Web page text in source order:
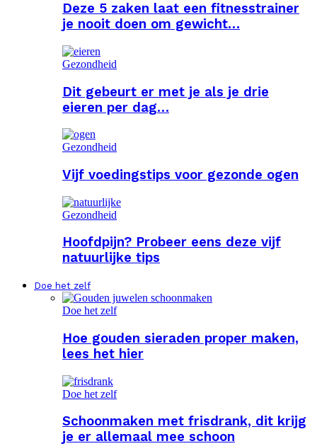
Deze 5 zaken laat een fitnesstrainer
je nooit doen om gewicht…
Gezondheid
Dit gebeurt er met je als je drie
eieren per dag…
Gezondheid
Vijf voedingstips voor gezonde ogen
Gezondheid
Hoofdpijn? Probeer eens deze vijf
natuurlijke tips
Doe het zelf
Doe het zelf
Hoe gouden sieraden proper maken,
lees het hier
Doe het zelf
Schoonmaken met frisdrank, dit krijg
je er allemaal mee schoon